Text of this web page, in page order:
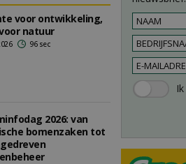
voor ontwikkeling,
natuur
96 sec
2026: van
bomenzaken tot